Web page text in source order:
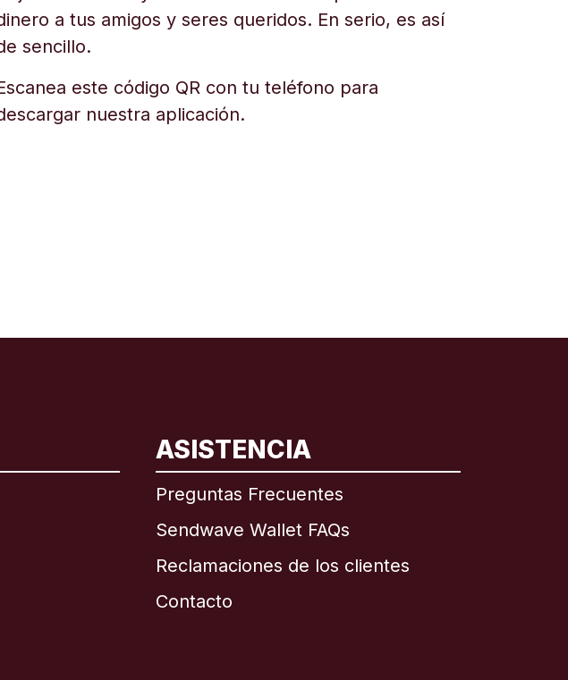
a tus amigos y seres queridos. En serio, es así
sencillo.
este código QR con tu teléfono para
nuestra aplicación.
ASISTENCIA
Preguntas Frecuentes
Sendwave Wallet FAQs
Reclamaciones de los clientes
Contacto